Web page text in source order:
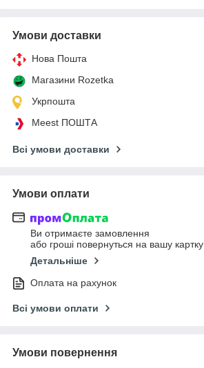
Умови доставки
Нова Пошта
Магазини Rozetka
Укрпошта
Meest ПОШТА
Всі умови доставки
Умови оплати
Ви отримаєте замовлення
або гроші повернуться на вашу картку
Детальніше
Оплата на рахунок
Всі умови оплати
Умови повернення